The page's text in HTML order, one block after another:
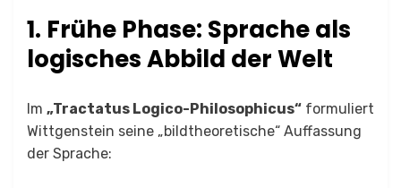
1. Frühe Phase: Sprache als
logisches Abbild der Welt
Im „Tractatus Logico-Philosophicus“ formuliert
Wittgenstein seine „bildtheoretische“ Auffassung
der Sprache: